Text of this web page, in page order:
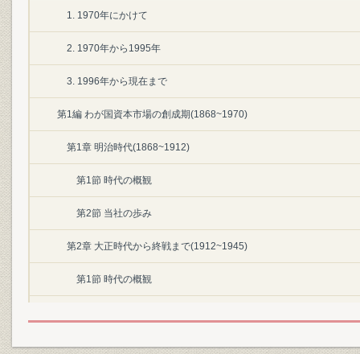
1. 1970年にかけて
2. 1970年から1995年
3. 1996年から現在まで
第1編 わが国資本市場の創成期(1868~1970)
第1章 明治時代(1868~1912)
第1節 時代の概観
第2節 当社の歩み
第2章 大正時代から終戦まで(1912~1945)
第1節 時代の概観
第3章 戦後復興期(1945~1955)